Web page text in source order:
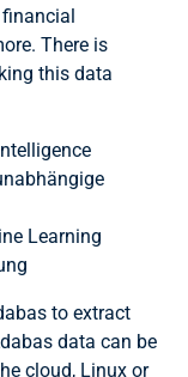
There is
this data
Learning
to extract
data can be
cloud, Linux or